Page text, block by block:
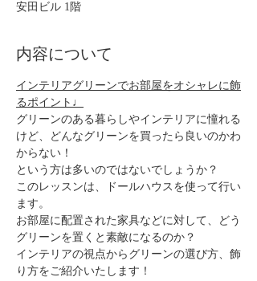
安田ビル 1階
内容について
インテリアグリーンでお部屋をオシャレに飾
るポイント♩
グリーンのある暮らしやインテリアに憧れる
けど、どんなグリーンを買ったら良いのかわ
からない！
という方は多いのではないでしょうか？
このレッスンは、ドールハウスを使って行い
ます。
お部屋に配置された家具などに対して、どう
グリーンを置くと素敵になるのか？
インテリアの視点からグリーンの選び方、飾
り方をご紹介いたします！